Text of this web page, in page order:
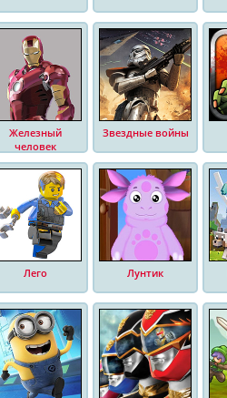
Железный
человек
Звездные войны
Лего Лунтик